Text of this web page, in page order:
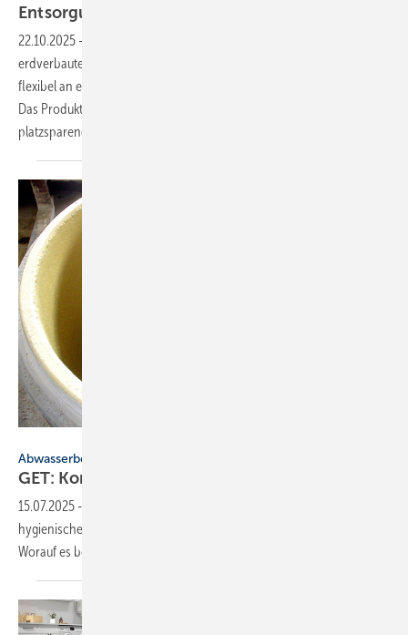
Entsorgungsschacht
22.10.2025 -
erdverbauten Fettabscheider, dessen separater Entsorgungsschacht
flexibel an einer optimal zugänglichen Stelle platziert werden kann.
Das Produkt kombiniert Fettabscheidung und Schlammfang in einem
platzsparenden Behälter und ist in den Nenngrößen
Abwasserbehandlung
GET: Kompakt-Info zu
15.07.2025 -
hygienischen und umweltgerechten Betrieb von Abwassersystemen.
Worauf es bei Planung, Bemessung und Wartung